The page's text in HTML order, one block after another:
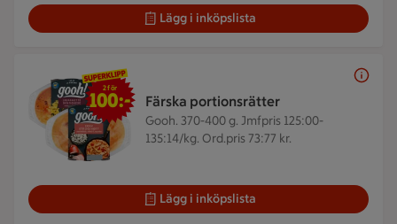
Lägg i inköpslista
Färska portionsrätter
Gooh. 370-400 g. Jmfpris 125:00-
135:14/kg. Ord.pris 73:77 kr.
2 för 100 kr
2 för
100:-
Lägg i inköpslista